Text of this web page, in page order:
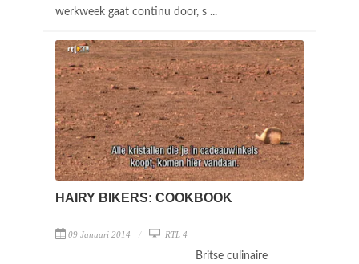
werkweek gaat continu door, s ...
HAIRY BIKERS: COOKBOOK
09 Januari 2014 RTL 4
Britse culinaire